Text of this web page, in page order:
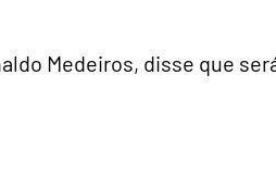
Medeiros, disse que